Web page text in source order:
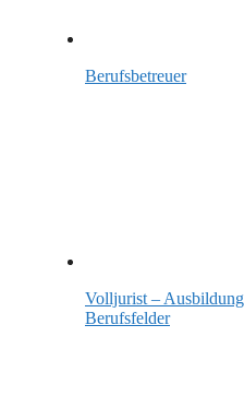
Berufsbetreuer
Volljurist –
Berufsfelder